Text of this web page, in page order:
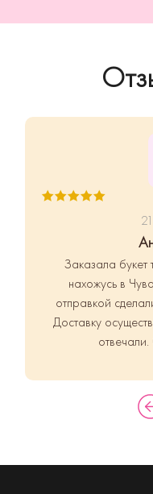
Заказала букет
нахожусь в
отправкой
Доставку